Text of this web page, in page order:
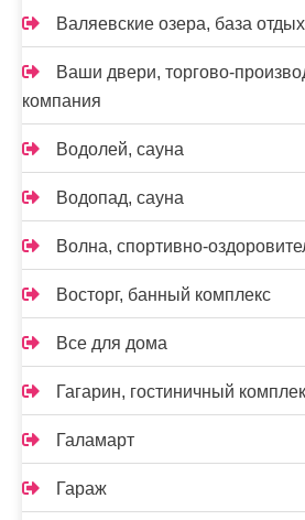
Валяевские озера, база
Ваши двери, торгово-
компания
Водолей, сауна
Водопад, сауна
Волна, спортивно-
Восторг, банный комплекс
Все для дома
Гагарин, гостиничный
Галамарт
Гараж